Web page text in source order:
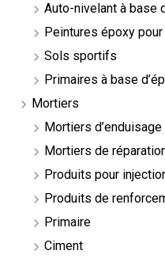
Auto-nivelant à base
Peintures époxy
Sols sportifs
Primaires à base
Mortiers
Mortiers d’enduisage
Mortiers de
Produits pour
Produits de
Primaire
Ciment